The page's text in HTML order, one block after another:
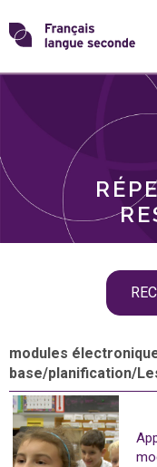
Skip
toTransformons
langue
THÈMES
modules
base/planification/